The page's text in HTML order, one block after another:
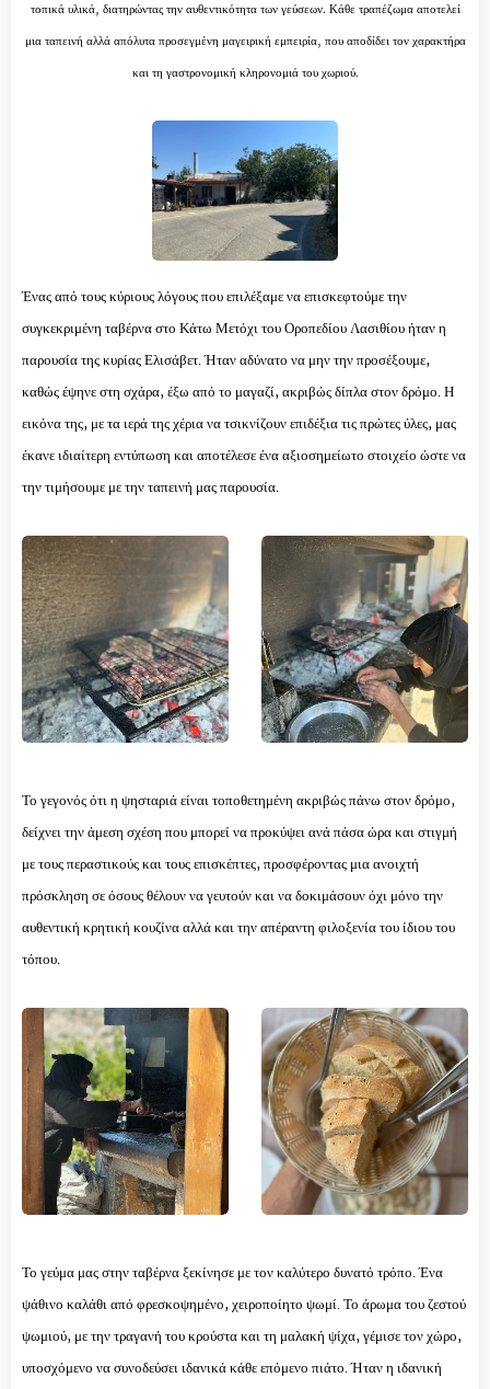
τοπικά υλικά, διατηρώντας την αυθεντικότητα των γεύσεων. Κάθε τραπέζωμα αποτελεί
μια ταπεινή αλλά απόλυτα προσεγμένη μαγειρική εμπειρία, που αποδίδει τον χαρακτήρα
και τη γαστρονομική κληρονομιά του χωριού.
Ένας από τους κύριους λόγους που επιλέξαμε να επισκεφτούμε την
συγκεκριμένη ταβέρνα στο Κάτω Μετόχι του Οροπεδίου Λασιθίου ήταν η
παρουσία της κυρίας Ελισάβετ. Ήταν αδύνατο να μην την προσέξουμε,
καθώς έψηνε στη σχάρα, έξω από το μαγαζί, ακριβώς δίπλα στον δρόμο. Η
εικόνα της, με τα ιερά της χέρια να τσικνίζουν επιδέξια τις πρώτες ύλες, μας
έκανε ιδιαίτερη εντύπωση και αποτέλεσε ένα αξιοσημείωτο στοιχείο ώστε να
την τιμήσουμε με την ταπεινή μας παρουσία.
Το γεγονός ότι η ψησταριά είναι τοποθετημένη ακριβώς πάνω στον δρόμο,
δείχνει την άμεση σχέση που μπορεί να προκύψει ανά πάσα ώρα και στιγμή
με τους περαστικούς και τους επισκέπτες, προσφέροντας μια ανοιχτή
πρόσκληση σε όσους θέλουν να γευτούν και να δοκιμάσουν όχι μόνο την
αυθεντική κρητική κουζίνα αλλά και την απέραντη φιλοξενία του ίδιου του
τόπου.
Το γεύμα μας στην ταβέρνα ξεκίνησε με τον καλύτερο δυνατό τρόπο. Ένα
ψάθινο καλάθι από φρεσκοψημένο, χειροποίητο ψωμί. Το άρωμα του ζεστού
ψωμιού, με την τραγανή του κρούστα και τη μαλακή ψίχα, γέμισε τον χώρο,
υποσχόμενο να συνοδεύσει ιδανικά κάθε επόμενο πιάτο. Ήταν η ιδανική